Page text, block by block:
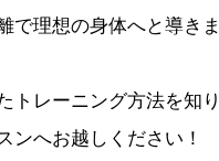
で理想の身体へと導きま
トレーニング方法を知り
ンへお越しください！